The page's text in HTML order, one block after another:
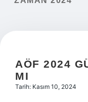
AÖF 2024
MI
Tarih: Kasım 10, 2024